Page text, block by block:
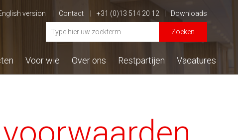
version Contact +31 (0)13 514 20 12 Downloads
Zoeken
Voor wie Over ons Restpartijen Vacatures